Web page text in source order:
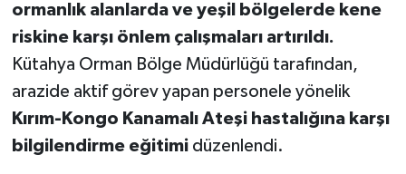
ormanlık alanlarda ve yeşil bölgelerde kene
riskine karşı önlem çalışmaları artırıldı.
Kütahya Orman Bölge Müdürlüğü tarafından,
arazide aktif görev yapan personele yönelik
Kırım-Kongo Kanamalı Ateşi hastalığına karşı
bilgilendirme eğitimidüzenlendi.
Siyaset
Spor
Teknoloji